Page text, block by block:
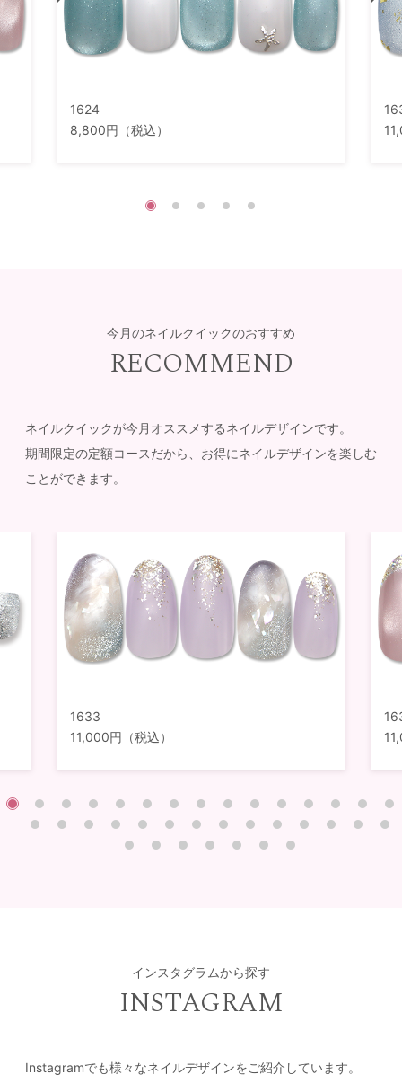
1624
8,800円（税込）
今月のネイルクイックのおすすめ
RECOMMEND
ネイルクイックが今月オススメするネイルデザインです。
期間限定の定額コースだから、お得にネイルデザインを楽しむ
ことができます。
1633
11,000円（税込）
インスタグラムから探す
INSTAGRAM
Instagramでも様々なネイルデザインをご紹介しています。